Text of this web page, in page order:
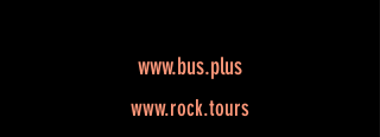
www.bus.plus
www.rock.tours